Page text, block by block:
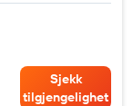
Sjekk
tilgjengelighet